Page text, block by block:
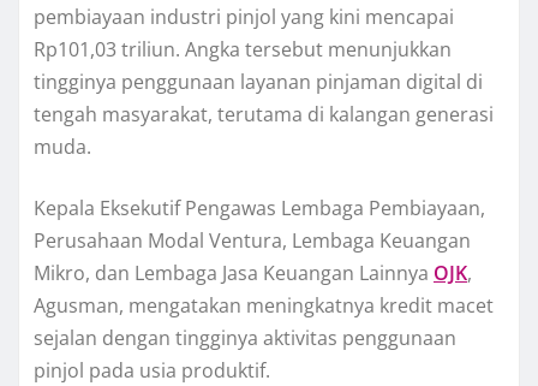
pembiayaan industri pinjol yang kini mencapai
Rp101,03 triliun. Angka tersebut menunjukkan
tingginya penggunaan layanan pinjaman digital di
tengah masyarakat, terutama di kalangan generasi
muda.
Kepala Eksekutif Pengawas Lembaga Pembiayaan,
Perusahaan Modal Ventura, Lembaga Keuangan
Mikro, dan Lembaga Jasa Keuangan Lainnya OJK,
Agusman, mengatakan meningkatnya kredit macet
sejalan dengan tingginya aktivitas penggunaan
pinjol pada usia produktif.